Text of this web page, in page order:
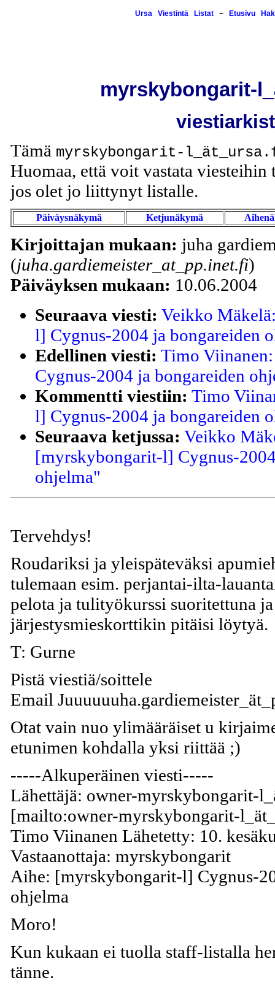
Ursa Viestintä Listat~ Etusivu
myrskybongarit-
Tämä myrskybongarit-
Huomaa, että voit vastata viesteihin
jos olet jo liittynyt listalle.
Päiväysnäkymä Ketjunäkymä
Kirjoittajan mukaan: juha
(juha.gardiemeister_at_pp.inet.fi)
Päiväyksen mukaan: 10.06.2004
Seuraava viesti: Veikko
l] Cygnus-2004 ja bongareiden
Edellinen viesti: Timo
Cygnus-2004 ja bongareiden
Kommentti viestiin: Timo
l] Cygnus-2004 ja bongareiden
Seuraava ketjussa: Veikko
[myrskybongarit-l] Cygnus-
ohjelma"
Tervehdys!
Roudariksi ja yleispäteväksi
tulemaan esim. perjantai-ilta-
pelota ja tulityökurssi suoritettuna
järjestysmieskorttikin pitäisi löytyä.
T: Gurne
Pistä viestiä/soittele
Email
Otat vain nuo ylimääräiset u
etunimen kohdalla yksi riittää ;)
-----Alkuperäinen viesti-----
Lähettäjä: owner-myrskybongarit-
[mailto:owner-myrskybongarit-
Timo Viinanen Lähetetty: 10.
Vastaanottaja: myrskybongarit
Aihe: [myrskybongarit-l] Cygnus-
ohjelma
Moro!
Kun kukaan ei tuolla staff-listalla
tänne.